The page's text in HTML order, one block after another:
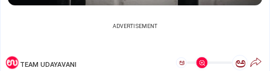
ADVERTISEMENT
TEAM UDAYAVANI ಅ ಅ